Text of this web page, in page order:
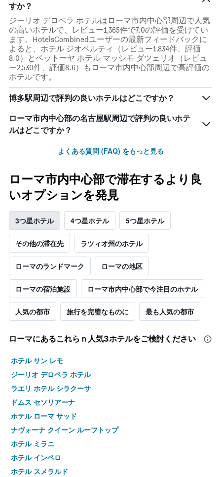
すか？
ジーリオ デロペラ ホテルはローマ市内中心部周辺で人気
の高いホテルで、レビュー1,365件で7.0の評価を受けてい
ます。HotelsCombinedユーザーの最新フィードバックに
よると、ホテル ジオベルティ（レビュー1,834件、評価
8.0）とベットーヤ ホテル マッシモ ダツェリオ（レビュ
ー2,530件、評価8.6）もローマ市内中心部周辺で高評価の
ホテルです。
博多駅周辺で評判の良いホテルはどこですか？
ローマ市内中心部の名古屋駅周辺で評判の良いホテ
ルはどこですか？
よくある質問 (FAQ) をもっと見る
ローマ市内中心部で滞在するより良
いオプションを発見
3つ星ホテル 4つ星ホテル 5つ星ホテル
その他の滞在先 ラツィオ州のホテル
ローマのランドマーク ローマの地区
ローマの宿泊施設 ローマ市内中心部で今注目のホテル
人気の都市 旅行を完璧なものに 最も人気の都市
ローマ​にあるこれらｎ人気3ホテルをご検討ください
ホテル サン レモ
ジーリオ デロペラ ホテル
ラエリ ホテル シラクーサ
ドムス セソリアーナ
ホテル ローマ サッド
ナヴォーナ クイーン ルーフトップ
ホテル ミラニ
ホテル インペロ
ホテル スメラルド